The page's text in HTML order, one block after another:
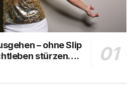
– ohne Slip
stürzen….